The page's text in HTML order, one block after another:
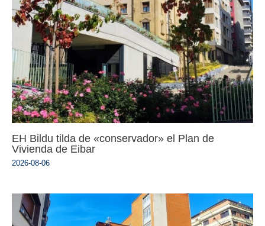
EH Bildu tilda de «conservador» el Plan de
Vivienda de Eibar
2026-08-06